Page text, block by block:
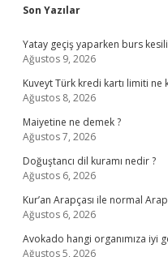
Sidebar
Son Yazılar
Yatay geçiş yaparken burs
Ağustos 9, 2026
Kuveyt Türk kredi kartı limiti ne
Ağustos 8, 2026
Maiyetine ne demek ?
Ağustos 7, 2026
Doğuştancı dil kuramı nedir ?
Ağustos 6, 2026
Kur’an Arapçası ile normal
Ağustos 6, 2026
Avokado hangi organımıza iyi
Ağustos 5, 2026